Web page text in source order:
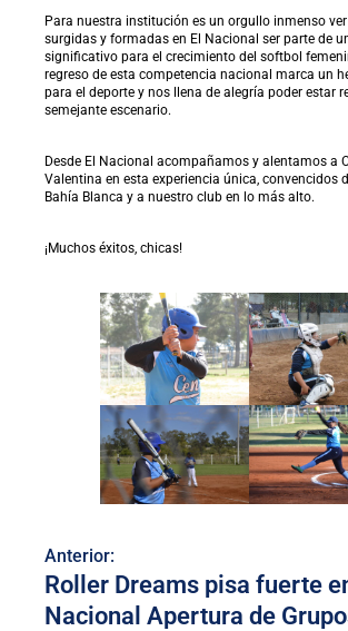
Para nuestra institución es un orgullo inmenso
surgidas y formadas en El Nacional ser parte de
significativo para el crecimiento del softbol
regreso de esta competencia nacional marca un
para el deporte y nos llena de alegría poder estar
semejante escenario.
Desde El Nacional acompañamos y alentamos a
Valentina en esta experiencia única, convencidos
Bahía Blanca y a nuestro club en lo más alto.
¡Muchos éxitos, chicas!
Anterior:
Roller Dreams pisa fuerte
Nacional Apertura de